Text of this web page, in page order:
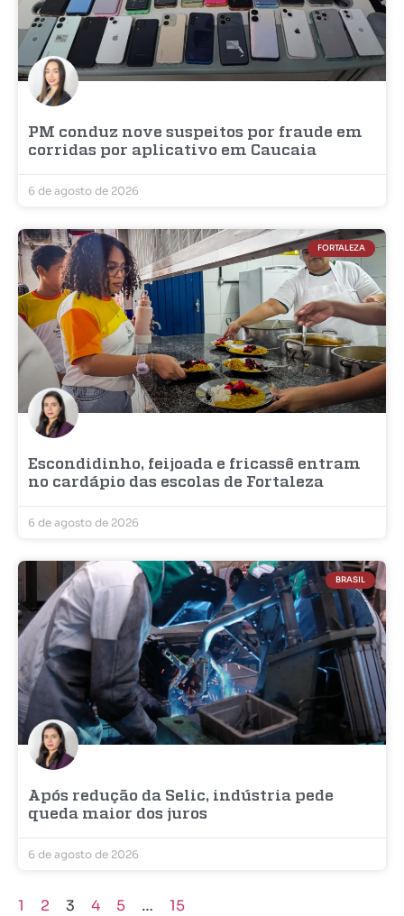
PM conduz nove suspeitos por fraude em
corridas por aplicativo em Caucaia
6 de agosto de 2026
FORTALEZA
Escondidinho, feijoada e fricassê entram
no cardápio das escolas de Fortaleza
6 de agosto de 2026
BRASIL
Após redução da Selic, indústria pede
queda maior dos juros
6 de agosto de 2026
1 2 3 4 5 … 15